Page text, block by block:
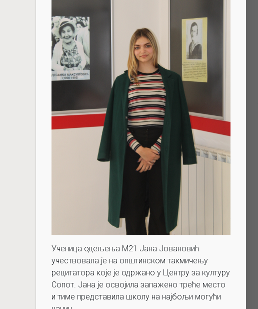
Ученица одељења М21 Јана Јовановић
учествовала је на општинском такмичењу
рецитатора које је одржано у Центру за културу
Сопот. Јана је освојила запажено треће место
и тиме представила школу на најбољи могући